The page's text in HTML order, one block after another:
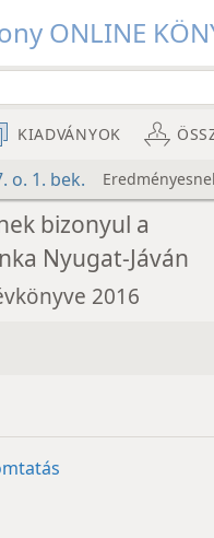
ONLINE
KIADVÁNYOK
o. 1. bek.
bizonyul a
Nyugat-Jáván
2016